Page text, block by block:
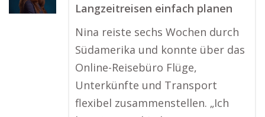
Langzeitreisen einfach planen
Nina reiste sechs Wochen durch
Südamerika und konnte über das
Online-Reisebüro Flüge,
Unterkünfte und Transport
flexibel zusammenstellen. „Ich